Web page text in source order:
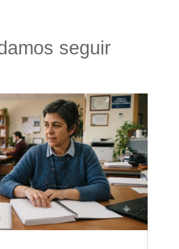
seguir